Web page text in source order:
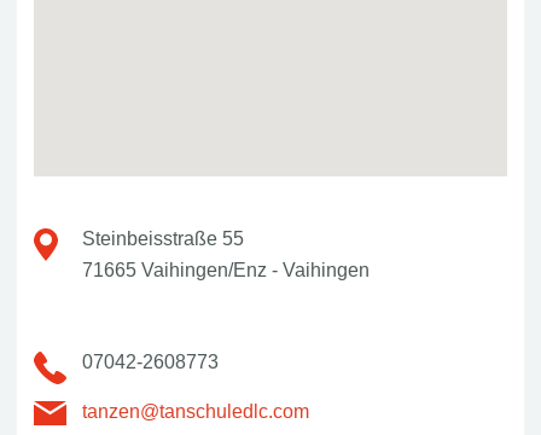
Steinbeisstraße 55
71665 Vaihingen/Enz - Vaihingen
07042-2608773
tanzen@tanschuledlc.com